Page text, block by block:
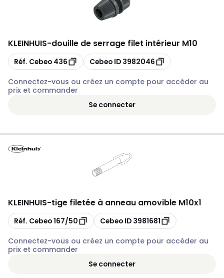
KLEINHUIS-douille de serrage filet intérieur M10
Copier
Réf. Cebeo 436 Copier
Cebeo ID 3982046
Connectez-vous ou créez un compte pour accéder au
prix et commander
Se connecter
KLEINHUIS-tige filetée à anneau amovible M10x1
Copier
Réf. Cebeo167/50 Copier
Cebeo ID 3981681
Connectez-vous ou créez un compte pour accéder au
prix et commander
Se connecter